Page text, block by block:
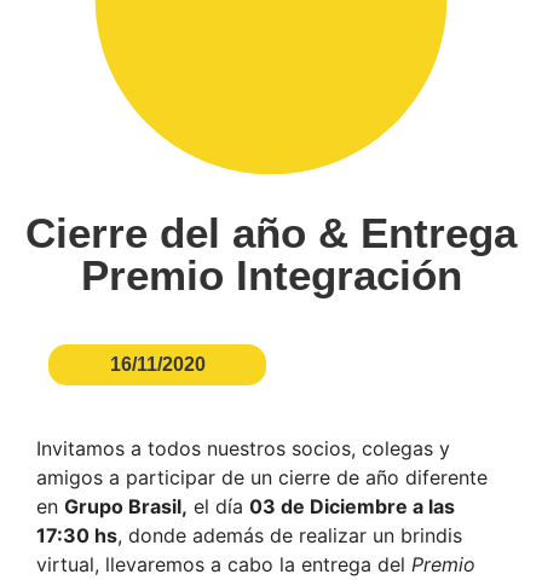
Cierre del año & Entrega
Premio Integración
16/11/2020
Invitamos a todos nuestros socios, colegas y
amigos a participar de un cierre de año diferente
en Grupo Brasil, el día 03 de Diciembre a las
17:30 hs, donde además de realizar un brindis
virtual, llevaremos a cabo la entrega del Premio